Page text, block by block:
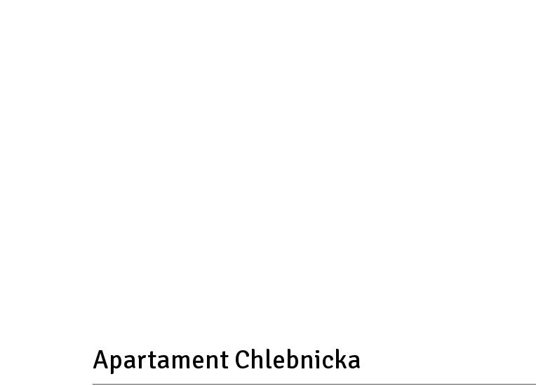
Apartament Chlebnicka